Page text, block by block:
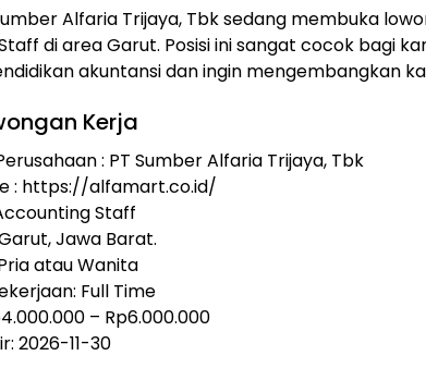
Alfaria Trijaya, Tbk sedang membuka
di area Garut. Posisi ini sangat cocok bagi
akuntansi dan ingin mengembangkan
Kerja
: PT Sumber Alfaria Trijaya, Tbk
: https://alfamart.co.id/
Staff
Jawa Barat.
atau Wanita
Full Time
4.000.000 – Rp6.000.000
2026-11-30